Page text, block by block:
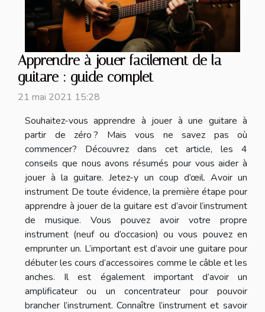
Apprendre à jouer facilement de la
guitare : guide complet
21 mai 2021 15:28
Souhaitez-vous apprendre à jouer à une guitare à
partir de zéro ? Mais vous ne savez pas où
commencer? Découvrez dans cet article, les 4
conseils que nous avons résumés pour vous aider à
jouer à la guitare. Jetez-y un coup d’œil. Avoir un
instrument De toute évidence, la première étape pour
apprendre à jouer de la guitare est d’avoir l’instrument
de musique. Vous pouvez avoir votre propre
instrument (neuf ou d’occasion) ou vous pouvez en
emprunter un. L’important est d’avoir une guitare pour
débuter les cours d’accessoires comme le câble et les
anches. Il est également important d’avoir un
amplificateur ou un concentrateur pour pouvoir
brancher l’instrument. Connaître l’instrument et savoir